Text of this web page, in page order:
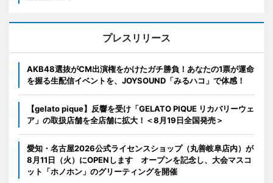
プレスリリース
AKB48選抜がCM出演権をかけたガチ勝負！あなたの1票が運命
を握る生配信イベントを、JOYSOUND「みるハコ」で体感！
【gelato pique】反響を受け「GELATO PIQUE リカバリーウェ
ア」の取扱店舗を全店舗に拡大！＜8月19日全国発売＞
愛知・名古屋2026公式ライセンスショップ（丸善岐阜店内）が
8月11日（火）にOPENします オープンを記念し、大会マスコ
ット「ホノホン」のグリーティングを開催